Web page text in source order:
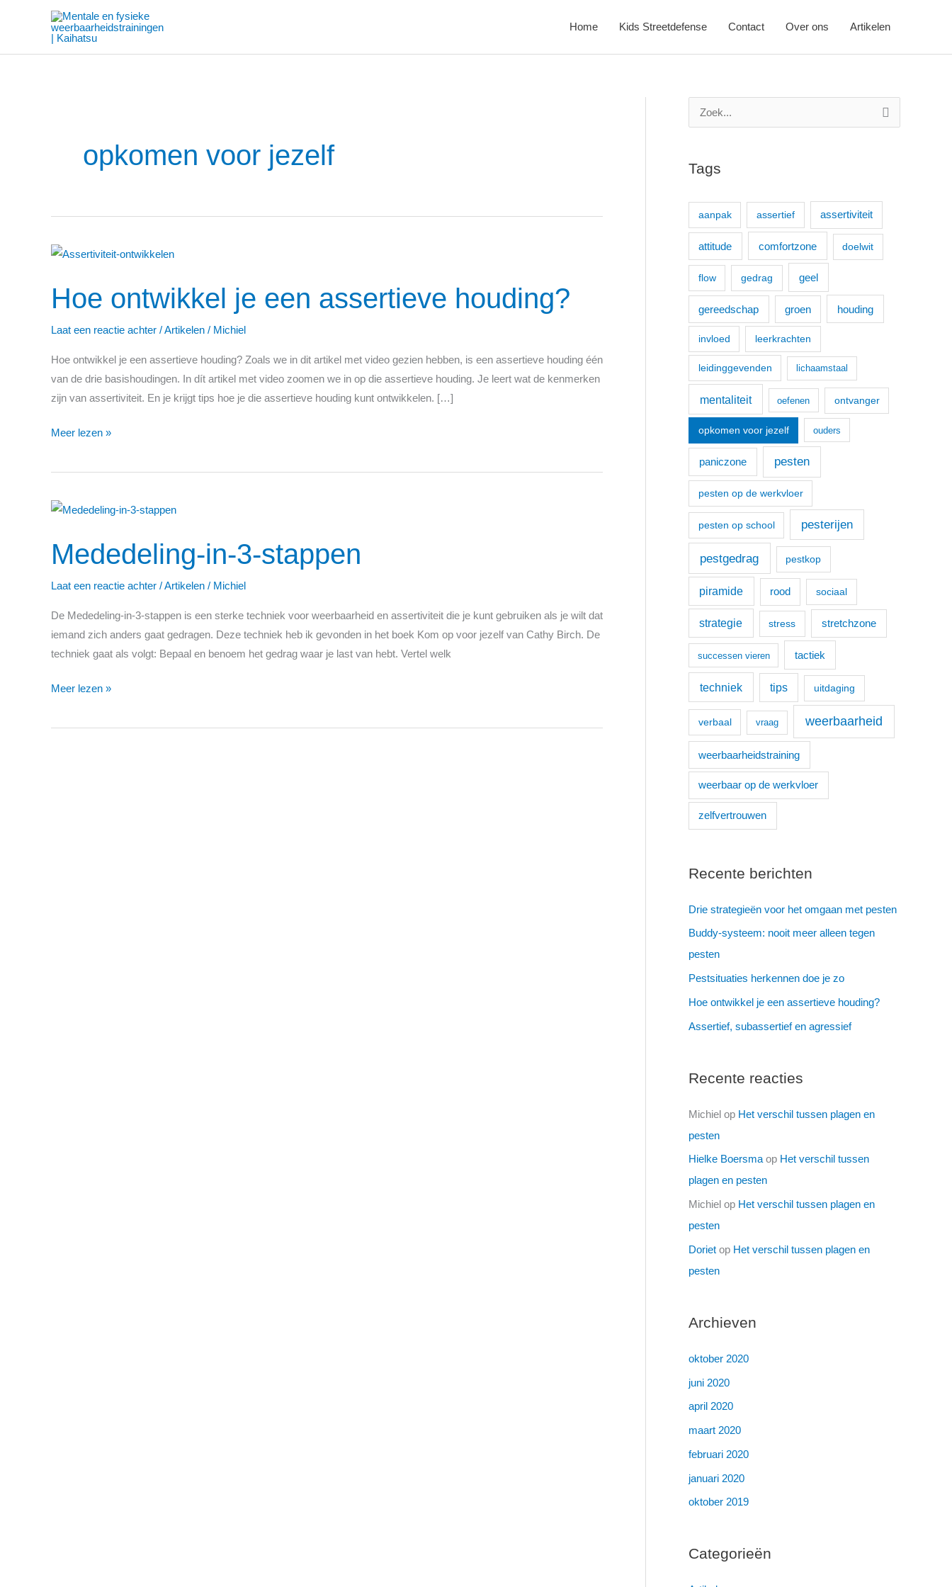
Home Kids Streetdefense Contact Over ons Artikelen
opkomen voor jezelf
Hoe ontwikkel je een assertieve houding?
Laat een reactie achter /Artikelen / Michiel
Hoe ontwikkel je een assertieve houding? Zoals we in dit artikel met video gezien hebben, is een assertieve houding één
van de drie basishoudingen. In dít artikel met video zoomen we in op die assertieve houding. Je leert wat de kenmerken
zijn van assertiviteit. En je krijgt tips hoe je die assertieve houding kunt ontwikkelen. […]
Hoe
je
een
assertieve
Meer lezen »
Mededeling-in-3-stappen
Laat een reactie achter /Artikelen / Michiel
De Mededeling-in-3-stappen is een sterke techniek voor weerbaarheid en assertiviteit die je kunt gebruiken als je wilt dat
iemand zich anders gaat gedragen. Deze techniek heb ik gevonden in het boek Kom op voor jezelf van Cathy Birch. De
techniek gaat als volgt: Bepaal en benoem het gedrag waar je last van hebt. Vertel welk
Mededeling-
3-
stappen
Meer lezen »
n
r
Tags
aanpak assertief assertiviteit
attitude comfortzone doelwit
flow gedrag geel
gereedschap groen houding
invloed leerkrachten
leidinggevenden lichaamstaal
mentaliteit oefenen ontvanger
opkomen voor jezelf ouders
paniczone pesten
pesten op de werkvloer
pesten op school pesterijen
pestgedrag pestkop
piramide rood sociaal
strategie stress stretchzone
successen vieren tactiek
techniek tips uitdaging
verbaal vraag weerbaarheid
weerbaarheidstraining
weerbaar op de werkvloer
zelfvertrouwen
Recente berichten
Drie strategieën voor het omgaan met pesten
Buddy-systeem: nooit meer alleen tegen
pesten
Pestsituaties herkennen doe je zo
Hoe ontwikkel je een assertieve houding?
Assertief, subassertief en agressief
Recente reacties
Michiel op Het verschil tussen plagen en
pesten
Hielke Boersma op Het verschil tussen
plagen en pesten
Michiel op Het verschil tussen plagen en
pesten
Doriet op Het verschil tussen plagen en
pesten
Archieven
oktober 2020
juni 2020
april 2020
maart 2020
februari 2020
januari 2020
oktober 2019
Categorieën